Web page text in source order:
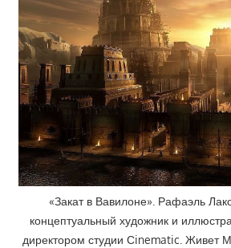
«Закат в Вавилоне». Рафаэль
концептуальный художник и
директором студии Сinematic. Живет